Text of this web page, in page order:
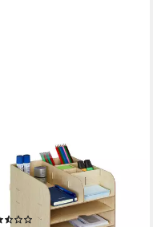
Schreibtisch
mit Ablagefächern,
(3)